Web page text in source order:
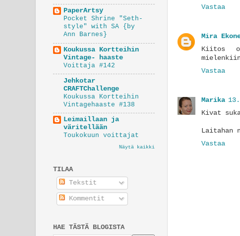
Vastaa
Mira
Kiitos
Vastaa
Marika
Kivat
Laitahan
Vastaa
PaperArtsy
Pocket Shrine "Seth-
style" with SA {by
Ann Barnes}
Koukussa Kortteihin
Vintage- haaste
Voittaja #142
Jehkotar
CRAFTChallenge
Koukussa Kortteihin
Vintagehaaste #138
Leimaillaan ja
väritellään
Toukokuun voittajat
Näytä kaikki
TILAA
Tekstit
Kommentit
HAE TÄSTÄ BLOGISTA